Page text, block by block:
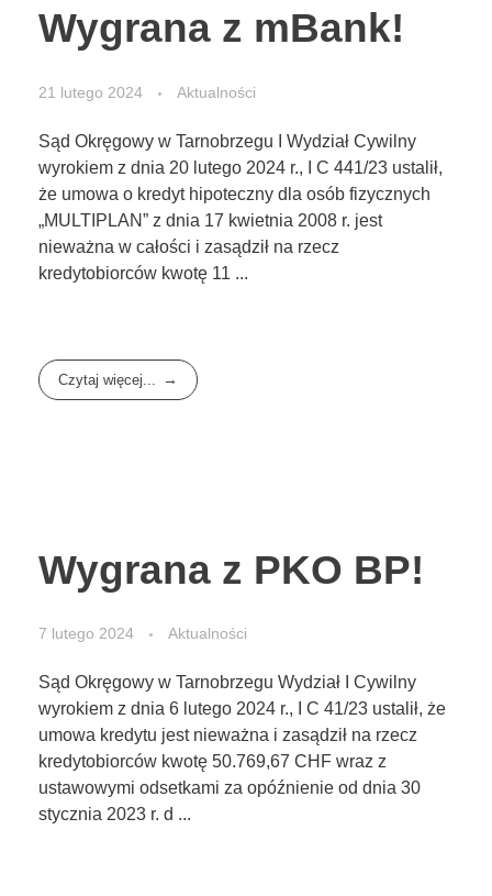
Wygrana z mBank!
21 lutego 2024 Aktualności
Sąd Okręgowy w Tarnobrzegu I Wydział Cywilny
wyrokiem z dnia 20 lutego 2024 r., I C 441/23 ustalił,
że umowa o kredyt hipoteczny dla osób fizycznych
„MULTIPLAN” z dnia 17 kwietnia 2008 r. jest
nieważna w całości i zasądził na rzecz
kredytobiorców kwotę 11 ...
Czytaj więcej...
Wygrana z PKO BP!
7 lutego 2024 Aktualności
Sąd Okręgowy w Tarnobrzegu Wydział I Cywilny
wyrokiem z dnia 6 lutego 2024 r., I C 41/23 ustalił, że
umowa kredytu jest nieważna i zasądził na rzecz
kredytobiorców kwotę 50.769,67 CHF wraz z
ustawowymi odsetkami za opóźnienie od dnia 30
stycznia 2023 r. d ...